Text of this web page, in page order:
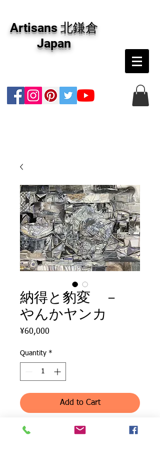
版画・切り絵など、コンテンポラリー並びにフ
ァインアートのオンライン販売をしています。
日本国内の抽象画・具象画の画家に加え、海外
のアーティストの作品もお取り寄せ頂けます。
インテリアとして、大切な方へのギフトとし
Artisans 北鎌倉
Japan
納得と豹変 －
やんかヤンカ
¥60,000
Quantity *
Add to Cart